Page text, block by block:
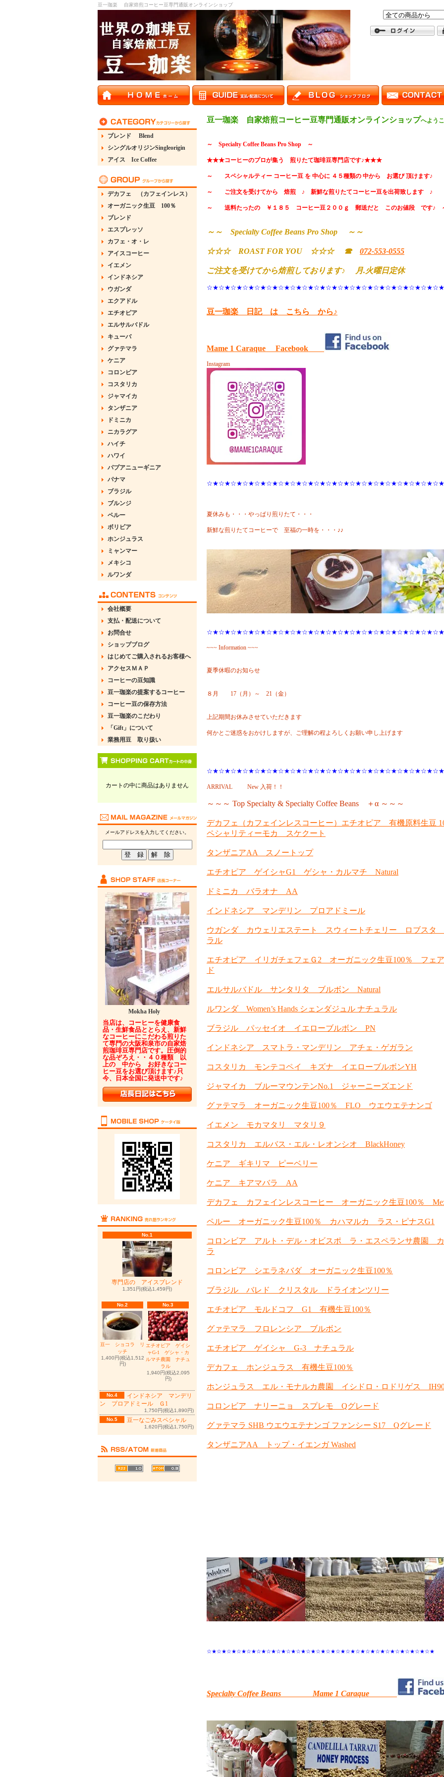
豆一珈楽 自家焙煎コーヒー豆専門通販オンラインショップ
ブレンド Blend
シングルオリジンSingleorigin
アイス Ice Coffee
デカフェ （カフェインレス）
オーガニック生豆 100％
ブレンド
エスプレッソ
カフェ・オ・レ
アイスコーヒー
イエメン
インドネシア
ウガンダ
エクアドル
エチオピア
エルサルバドル
キューバ
グァテマラ
ケニア
コロンビア
コスタリカ
ジャマイカ
タンザニア
ドミニカ
ニカラグア
ハイチ
ハワイ
パプアニューギニア
パナマ
ブラジル
ブルンジ
ペルー
ボリビア
ホンジュラス
ミャンマー
メキシコ
ルワンダ
会社概要
支払・配送について
お問合せ
ショップブログ
はじめてご購入されるお客様へ
アクセスＭＡＰ
コーヒーの豆知識
豆一珈楽の提案するコーヒー
コーヒー豆の保存方法
豆一珈楽のこだわり
「Gift」について
業務用豆 取り扱い
カートの中に商品はありません
メールアドレスを入力してください。
Mokha Holy
当店は、コーヒーを健康食
品・生鮮食品ととらえ、新鮮
なコーヒーにこだわる煎りた
て専門の大阪和泉市の自家焙
煎珈琲豆専門店です。圧倒的
な品ぞろえ・・４０種類 以
上の 中から お好きなコー
ヒー豆をお選び頂けます♪只
今、日本全国に発送中です♪
No.1
専門店の アイスブレンド
1,351円(税込1,459円)
No.2
豆一 ショコラ リ
ッチ
1,400円(税込1,512
円)
No.3
エチオピア ゲイシ
ャG-1 ゲシャ・カ
ルマチ農園 ナチュ
ラル
1,940円(税込2,095
円)
No.4
インドネシア マンデリ
ン プロアドミール Ｇ1
1,750円(税込1,890円)
No.5
豆一なごみスペシャル
1,620円(税込1,750円)
豆一珈楽 自家焙煎コーヒー豆専門通販オンラインショップへよう
～ Specialty Coffee Beans Pro Shop ～
★★★コーヒーのプロが集う 煎りたて珈琲豆専門店です♪★★★
～ スペシャルティー コーヒー豆 を 中心に ４５種類の 中から お選び 頂けます♪
～ ご注文を受けてから 焙煎 ♪ 新鮮な煎りたてコーヒー豆を出荷致します ♪
～ 送料たったの ￥１８５ コーヒー豆２００ｇ 郵送だと このお値段 です♪
～～ Specialty Coffee Beans Pro Shop ～～
☆☆☆ ROAST FOR YOU ☆☆☆ ☎ 072-553-0555
ご注文を受けてから焙煎しております♪ 月.火曜日定休
☆★☆★☆★☆★☆★☆★☆★☆★☆★☆★☆★☆★☆★☆★☆★☆★☆★☆★☆★☆★
豆一珈楽 日記 は こちら から♪
Mame 1 Caraque Facebook
Instagram
☆★☆★☆★☆★☆★☆★☆★☆★☆★☆★☆★☆★☆★☆★☆★☆★☆★☆★☆★☆★
夏休みも・・・やっぱり煎りたて・・・
新鮮な煎りたてコーヒーで 至福の一時を・・・♪♪
☆★☆★☆★☆★☆★☆★☆★☆★☆★☆★☆★☆★☆★☆★☆★☆★☆★☆★☆★☆★
~~~ Information ~~~
夏季休暇のお知らせ
８月 17（月）～ 21（金）
上記期間お休みさせていただきます
何かとご迷惑をおかけしますが、ご理解の程よろしくお願い申し上げます
☆★☆★☆★☆★☆★☆★☆★☆★☆★☆★☆★☆★☆★☆★☆★☆★☆★☆★☆★☆★
ARRIVAL New 入荷！！
～～～ Top Specialty & Specialty Coffee Beans ＋α ～～～
デカフェ（カフェインレスコーヒー）エチオピア 有機原料生豆
ペシャリティーモカ スケクート
タンザニアAA スノートップ
エチオピア ゲイシャG1 ゲシャ・カルマチ Natural
ドミニカ バラオナ AA
インドネシア マンデリン プロアドミール
ウガンダ カウェリエステート スウィートチェリー ロブスタ
ラル
エチオピア イリガチェフェＧ2 オーガニック生豆100％ フェ
ド
エルサルバドル サンタリタ ブルボン Natural
ルワンダ Women’s Hands シェンダジュル ナチュラル
ブラジル パッセイオ イエローブルボン PN
インドネシア スマトラ・マンデリン アチェ・ゲガラン
コスタリカ モンテコペイ キズナ イエローブルボンYH
ジャマイカ ブルーマウンテンNo.1 ジャーニーズエンド
グァテマラ オーガニック生豆100％ FLO ウエウエテナンゴ
イエメン モカマタリ マタリ９
コスタリカ エルバス・エル・レオンシオ BlackHoney
ケニア ギキリマ ピーベリー
ケニア キアマバラ AA
デカフェ カフェインレスコーヒー オーガニック生豆100％
ペルー オーガニック生豆100％ カハマルカ ラス・ピナスG1
コロンビア アルト・デル・オビスポ ラ・エスペランサ農園
ラ
コロンビア シエラネバダ オーガニック生豆100％
ブラジル バレド クリスタル ドライオンツリー
エチオピア モルドコフ G1 有機生豆100％
グァテマラ フロレンシア ブルボン
エチオピア ゲイシャ G-3 ナチュラル
デカフェ ホンジュラス 有機生豆100％
ホンジュラス エル・モナルカ農園 イシドロ・ロドリゲス
コロンビア ナリーニョ スプレモ Qグレード
グァテマラ SHB ウエウエテナンゴ ファンシー S17 Qグレード
タンザニアAA トップ・イエンガ Washed
☆★☆★☆★☆★☆★☆★☆★☆★☆★☆★☆★☆★☆★☆★☆★☆★☆★☆★☆★☆★☆★☆★☆★
Specialty Coffee Beans Mame 1 Caraque